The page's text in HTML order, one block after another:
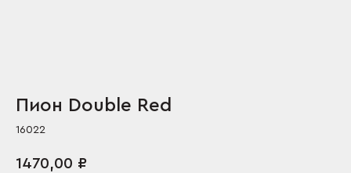
Пион Double Red
16022
1470,00 ₽